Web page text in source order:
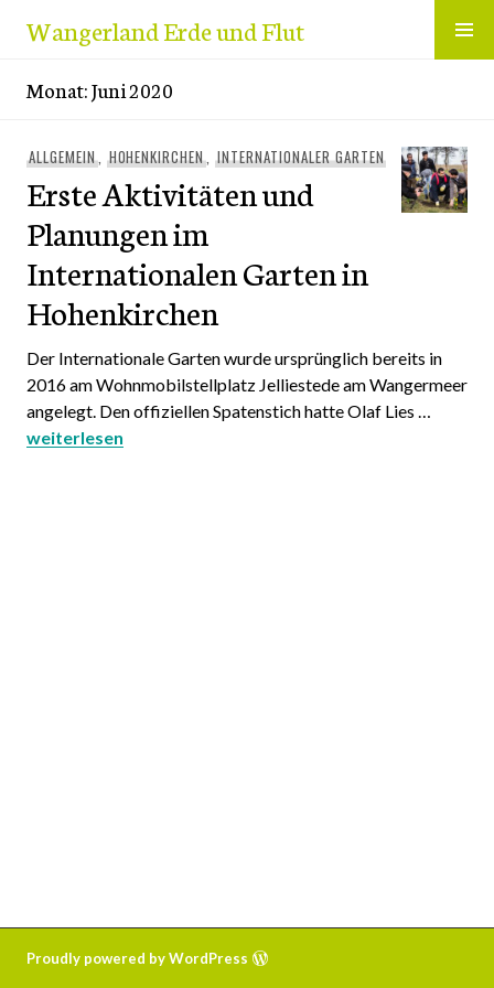
InhaltWangerland Erde und Flut
Monat:Juni 2020
ALLGEMEIN, HOHENKIRCHEN,INTERNATIONALER GARTEN
Erste Aktivitäten und
Planungen im
Internationalen Garten in
Hohenkirchen
Der Internationale Garten wurde ursprünglich bereits in
2016 am Wohnmobilstellplatz Jelliestede am Wangermeer
angelegt. Den offiziellen Spatenstich hatte Olaf Lies …
Erste Aktivitäten und Planungen im Internationalen
weiterlesen
Proudly powered by WordPress